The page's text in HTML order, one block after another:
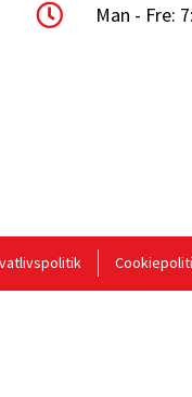
Man - Fre: